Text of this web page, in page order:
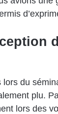
lors du
plu.
lors des